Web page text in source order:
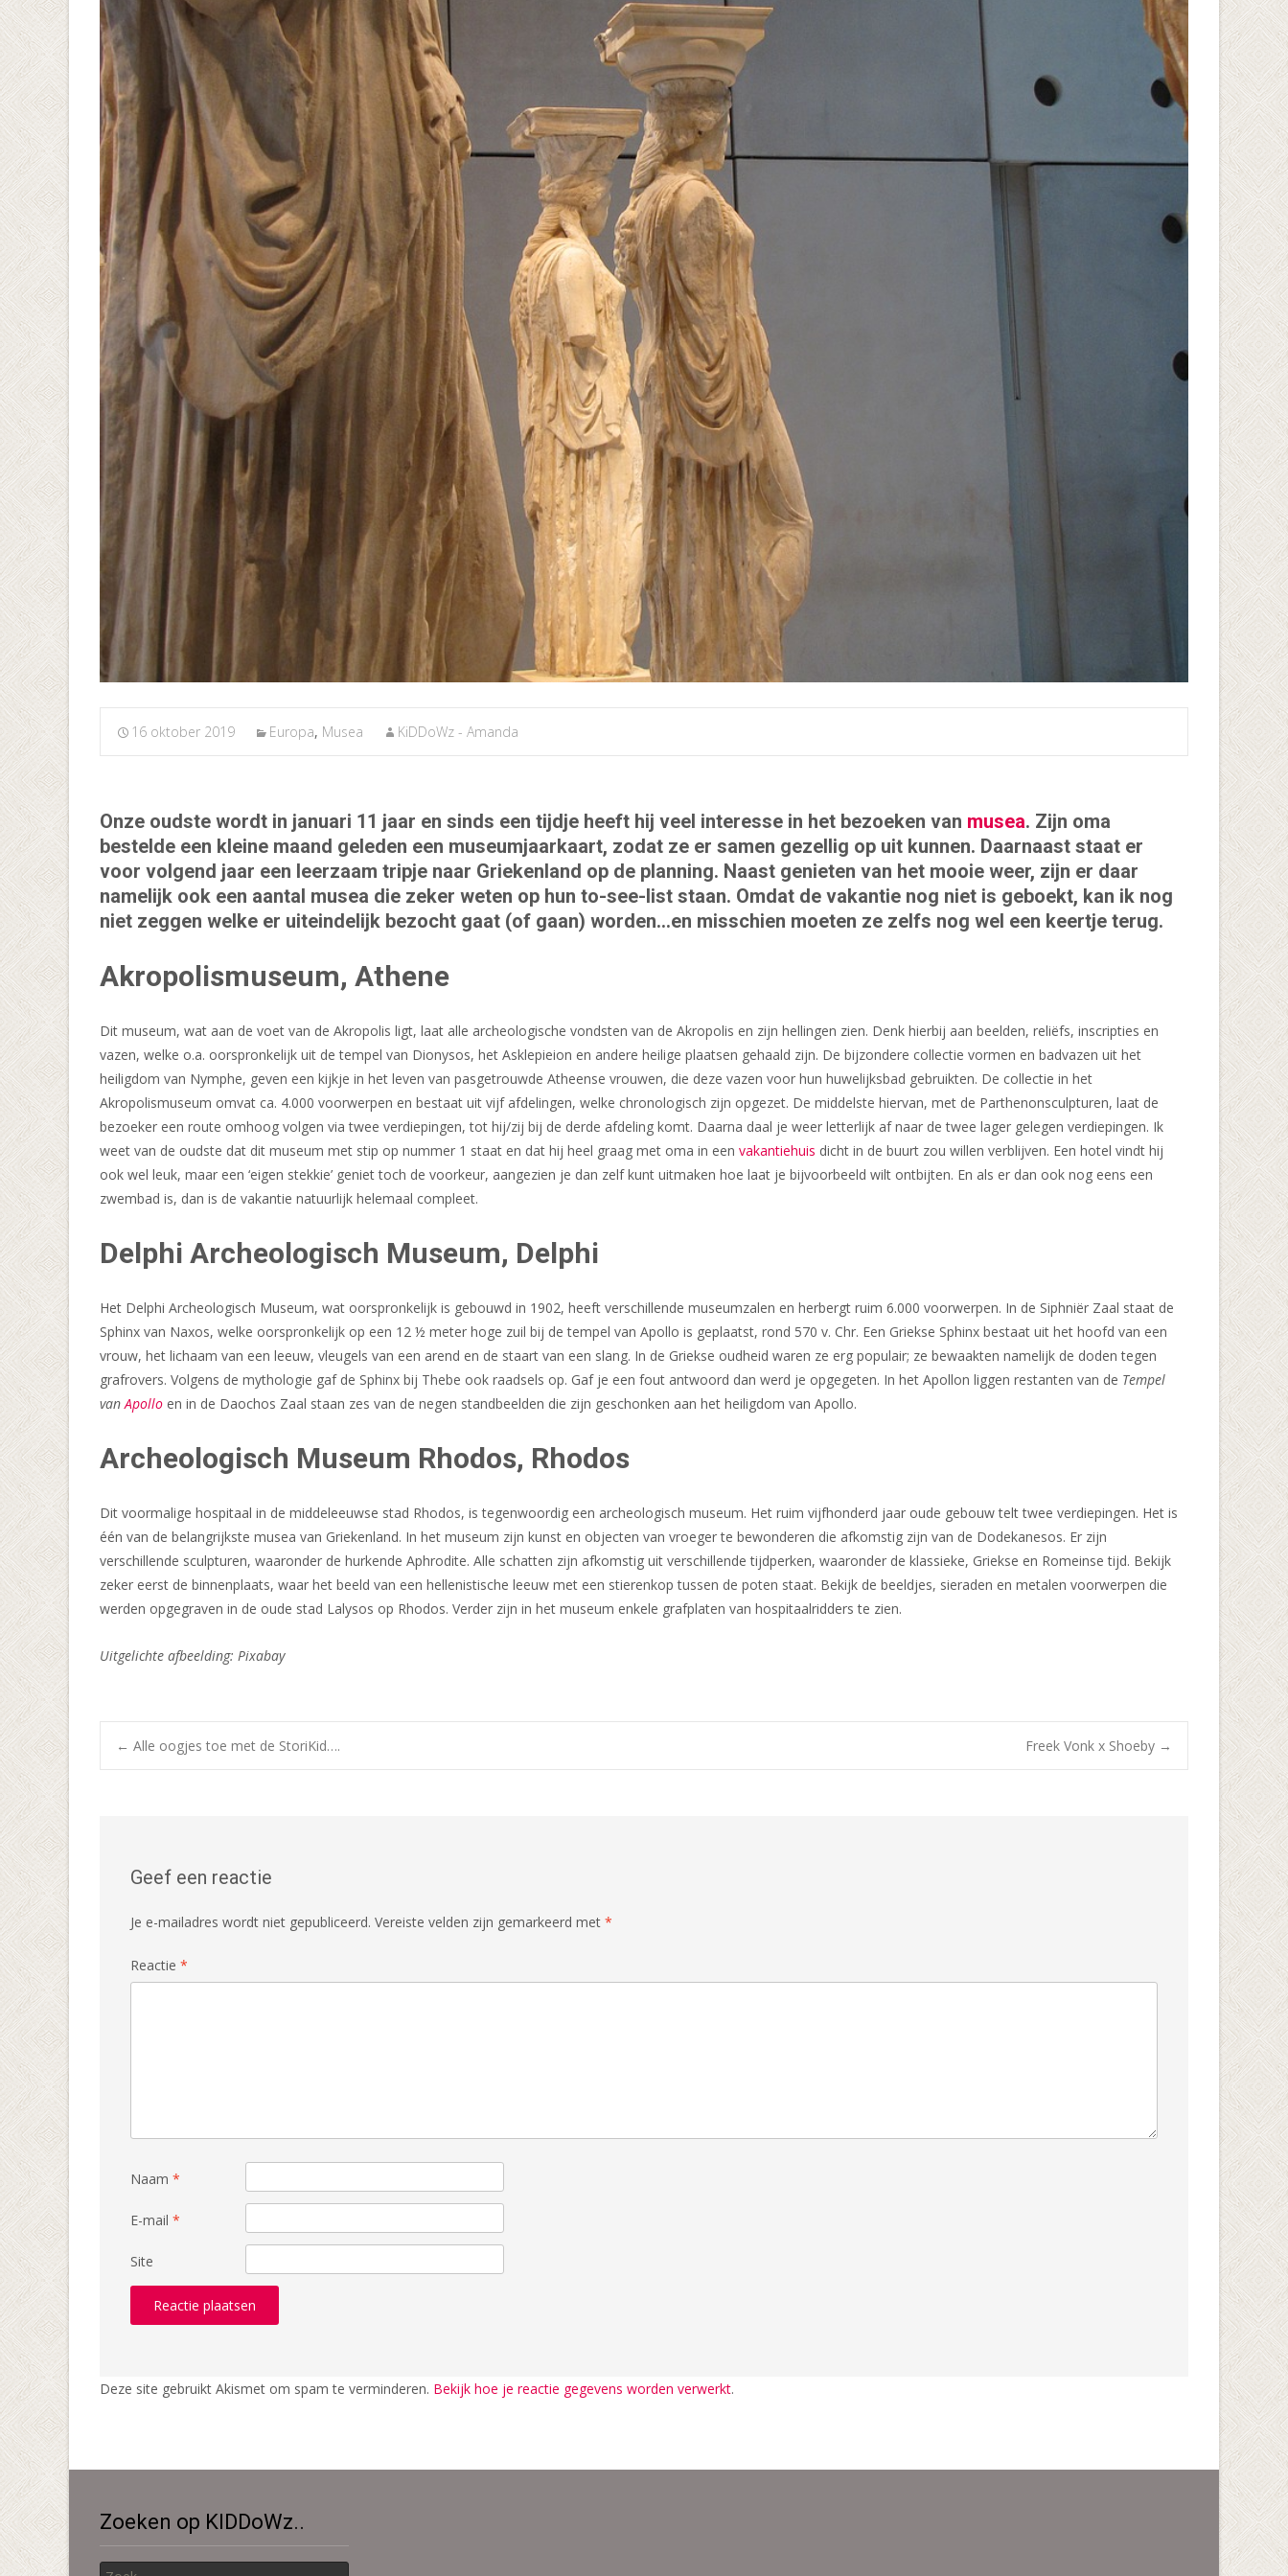
16 oktober 2019 Europa, Musea KiDDoWz - Amanda
Onze oudste wordt in januari 11 jaar en sinds een tijdje heeft hij veel interesse in het bezoeken van musea. Zijn oma
bestelde een kleine maand geleden een museumjaarkaart, zodat ze er samen gezellig op uit kunnen. Daarnaast staat er
voor volgend jaar een leerzaam tripje naar Griekenland op de planning. Naast genieten van het mooie weer, zijn er daar
namelijk ook een aantal musea die zeker weten op hun to-see-list staan. Omdat de vakantie nog niet is geboekt, kan ik nog
niet zeggen welke er uiteindelijk bezocht gaat (of gaan) worden…en misschien moeten ze zelfs nog wel een keertje terug.
Akropolismuseum, Athene
Dit museum, wat aan de voet van de Akropolis ligt, laat alle archeologische vondsten van de Akropolis en zijn hellingen zien. Denk hierbij aan beelden, reliëfs, inscripties en
vazen, welke o.a. oorspronkelijk uit de tempel van Dionysos, het Asklepieion en andere heilige plaatsen gehaald zijn. De bijzondere collectie vormen en badvazen uit het
heiligdom van Nymphe, geven een kijkje in het leven van pasgetrouwde Atheense vrouwen, die deze vazen voor hun huwelijksbad gebruikten. De collectie in het
Akropolismuseum omvat ca. 4.000 voorwerpen en bestaat uit vijf afdelingen, welke chronologisch zijn opgezet. De middelste hiervan, met de Parthenonsculpturen, laat de
bezoeker een route omhoog volgen via twee verdiepingen, tot hij/zij bij de derde afdeling komt. Daarna daal je weer letterlijk af naar de twee lager gelegen verdiepingen. Ik
weet van de oudste dat dit museum met stip op nummer 1 staat en dat hij heel graag met oma in een vakantiehuis dicht in de buurt zou willen verblijven. Een hotel vindt hij
ook wel leuk, maar een ‘eigen stekkie’ geniet toch de voorkeur, aangezien je dan zelf kunt uitmaken hoe laat je bijvoorbeeld wilt ontbijten. En als er dan ook nog eens een
zwembad is, dan is de vakantie natuurlijk helemaal compleet.
Delphi Archeologisch Museum, Delphi
Het Delphi Archeologisch Museum, wat oorspronkelijk is gebouwd in 1902, heeft verschillende museumzalen en herbergt ruim 6.000 voorwerpen. In de Siphniër Zaal staat de
Sphinx van Naxos, welke oorspronkelijk op een 12 ½ meter hoge zuil bij de tempel van Apollo is geplaatst, rond 570 v. Chr. Een Griekse Sphinx bestaat uit het hoofd van een
vrouw, het lichaam van een leeuw, vleugels van een arend en de staart van een slang. In de Griekse oudheid waren ze erg populair; ze bewaakten namelijk de doden tegen
grafrovers. Volgens de mythologie gaf de Sphinx bij Thebe ook raadsels op. Gaf je een fout antwoord dan werd je opgegeten. In het Apollon liggen restanten van de Tempel
vanApollo en in de Daochos Zaal staan zes van de negen standbeelden die zijn geschonken aan het heiligdom van Apollo.
Archeologisch Museum Rhodos, Rhodos
Dit voormalige hospitaal in de middeleeuwse stad Rhodos, is tegenwoordig een archeologisch museum. Het ruim vijfhonderd jaar oude gebouw telt twee verdiepingen. Het is
één van de belangrijkste musea van Griekenland. In het museum zijn kunst en objecten van vroeger te bewonderen die afkomstig zijn van de Dodekanesos. Er zijn
verschillende sculpturen, waaronder de hurkende Aphrodite. Alle schatten zijn afkomstig uit verschillende tijdperken, waaronder de klassieke, Griekse en Romeinse tijd. Bekijk
zeker eerst de binnenplaats, waar het beeld van een hellenistische leeuw met een stierenkop tussen de poten staat. Bekijk de beeldjes, sieraden en metalen voorwerpen die
werden opgegraven in de oude stad Lalysos op Rhodos. Verder zijn in het museum enkele grafplaten van hospitaalridders te zien.
Uitgelichte afbeelding: Pixabay
Bericht
← Alle oogjes toe met de StoriKid…. Freek Vonk x Shoeby →
Geef een reactie
Je e-mailadres wordt niet gepubliceerd. Vereiste velden zijn gemarkeerd met *
Reactie *
Naam *
E-mail *
Site
Deze site gebruikt Akismet om spam te verminderen. Bekijk hoe je reactie gegevens worden verwerkt.
Zoeken op KIDDoWz..
Zoek